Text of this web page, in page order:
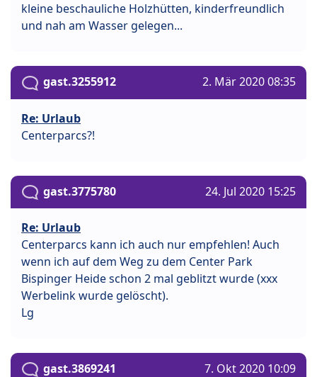
kleine beschauliche Holzhütten, kinderfreundlich
und nah am Wasser gelegen...
gast.3255912 2. Mär 2020 08:35
Re: Urlaub
Centerparcs?!
gast.3775780 24. Jul 2020 15:25
Re: Urlaub
Centerparcs kann ich auch nur empfehlen! Auch
wenn ich auf dem Weg zu dem Center Park
Bispinger Heide schon 2 mal geblitzt wurde (xxx
Werbelink wurde gelöscht).
Lg
gast.3869241 7. Okt 2020 10:09